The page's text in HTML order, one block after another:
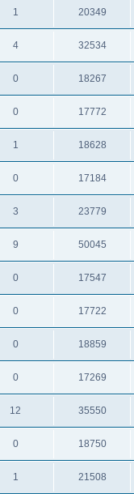
1 20349
4 32534
0 18267
0 17772
1 18628
0 17184
3 23779
9 50045
0 17547
0 17722
0 18859
0 17269
12 35550
0 18750
1 21508